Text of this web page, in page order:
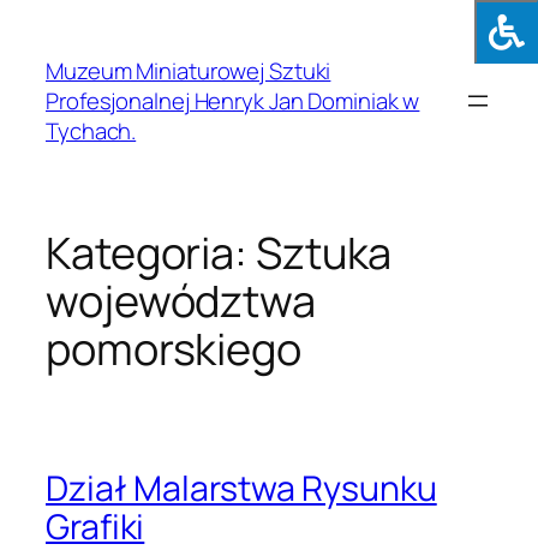
Muzeum Miniaturowej Sztuki
Profesjonalnej Henryk Jan Dominiak w
Tychach.
Kategoria: Sztuka
województwa
pomorskiego
Dział Malarstwa Rysunku
Grafiki